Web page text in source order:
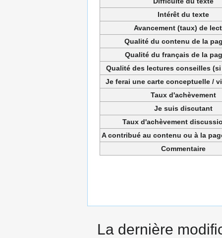
Intérêt du texte
Avancement (taux) de
Qualité du contenu de la
Qualité du français de la
Qualité des lectures conseilles
Je ferai une carte conceptuelle /
Taux d'achèvement
Je suis discutant
Taux d'achèvement
A contribué au contenu ou à la
Commentaire
La dernière